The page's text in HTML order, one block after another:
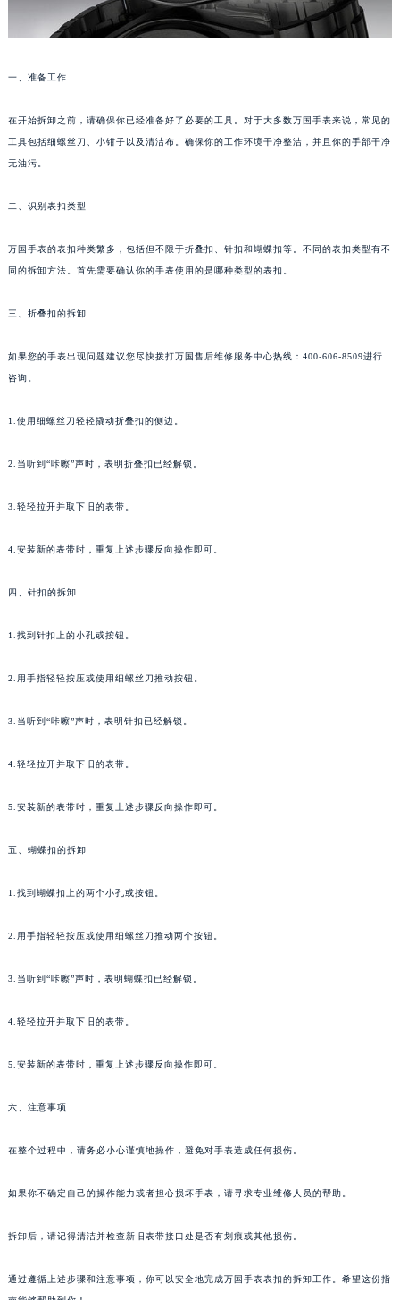
一、准备工作
在开始拆卸之前，请确保你已经准备好了必要的工具。对于大多数万国手表来说，常见的
工具包括细螺丝刀、小钳子以及清洁布。确保你的工作环境干净整洁，并且你的手部干净
无油污。
二、识别表扣类型
万国手表的表扣种类繁多，包括但不限于折叠扣、针扣和蝴蝶扣等。不同的表扣类型有不
同的拆卸方法。首先需要确认你的手表使用的是哪种类型的表扣。
三、折叠扣的拆卸
如果您的手表出现问题建议您尽快拨打万国售后维修服务中心热线：400-606-8509进行
咨询。
1.使用细螺丝刀轻轻撬动折叠扣的侧边。
2.当听到“咔嚓”声时，表明折叠扣已经解锁。
3.轻轻拉开并取下旧的表带。
4.安装新的表带时，重复上述步骤反向操作即可。
四、针扣的拆卸
1.找到针扣上的小孔或按钮。
2.用手指轻轻按压或使用细螺丝刀推动按钮。
3.当听到“咔嚓”声时，表明针扣已经解锁。
4.轻轻拉开并取下旧的表带。
5.安装新的表带时，重复上述步骤反向操作即可。
五、蝴蝶扣的拆卸
1.找到蝴蝶扣上的两个小孔或按钮。
2.用手指轻轻按压或使用细螺丝刀推动两个按钮。
3.当听到“咔嚓”声时，表明蝴蝶扣已经解锁。
4.轻轻拉开并取下旧的表带。
5.安装新的表带时，重复上述步骤反向操作即可。
六、注意事项
在整个过程中，请务必小心谨慎地操作，避免对手表造成任何损伤。
如果你不确定自己的操作能力或者担心损坏手表，请寻求专业维修人员的帮助。
拆卸后，请记得清洁并检查新旧表带接口处是否有划痕或其他损伤。
通过遵循上述步骤和注意事项，你可以安全地完成万国手表表扣的拆卸工作。希望这份指